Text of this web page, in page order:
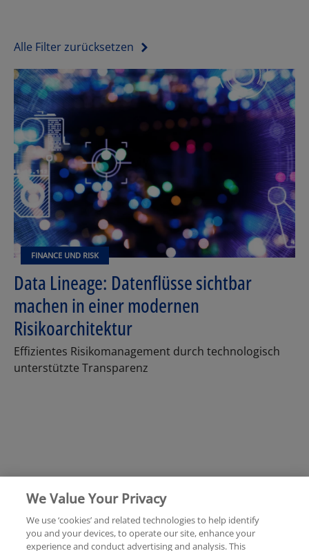
Alle Filter zurücksetzen
FINANCE UND RISK
Data Lineage: Datenflüsse sichtbar
machen in einer modernen
Risikoarchitektur
Effizientes Risikomanagement durch technologisch
unterstützte Transparenz
We Value Your Privacy
We use ‘cookies’ and related technologies to help identify
you and your devices, to operate our site, enhance your
experience and conduct advertising and analysis. This